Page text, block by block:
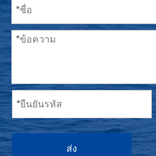
ส่ง